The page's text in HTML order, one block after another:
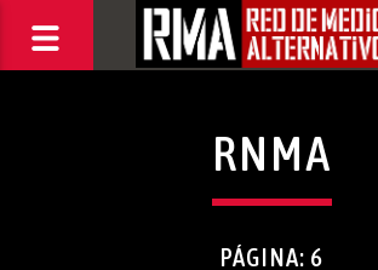
RNMA
PÁGINA: 6